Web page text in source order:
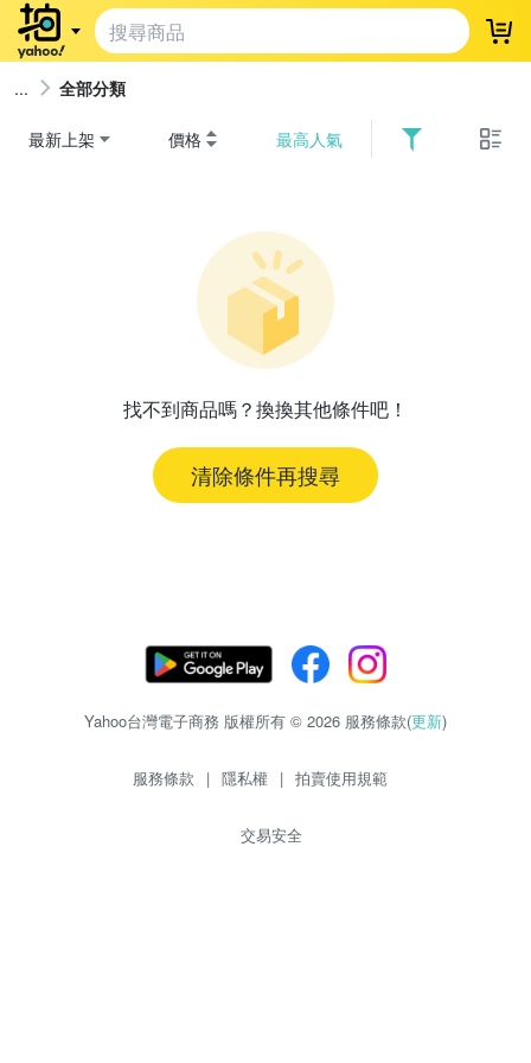
登
全部分類
最新上架 價格 最高人氣
找不到商品嗎？換換其他條件吧！
清除條件再搜尋
Yahoo台灣電子商務 版權所有 © 2026 服務條款(更新)
服務條款 | 隱私權 | 拍賣使用規範
交易安全